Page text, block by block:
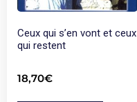
Ceux qui s’en vont et ceux
qui restent
18,70€